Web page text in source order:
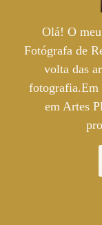
Olá! O
Fotógrafa de
volta das
fotografia.Em
em Artes